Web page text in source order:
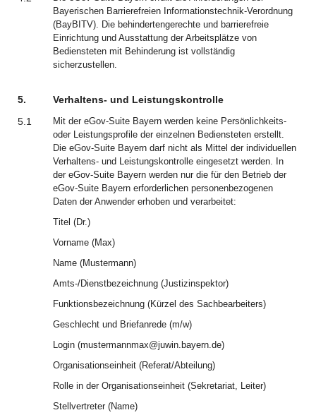
Bayerischen Barrierefreien Informationstechnik-Verordnung
(BayBITV). Die behindertengerechte und barrierefreie
Einrichtung und Ausstattung der Arbeitsplätze von
Bediensteten mit Behinderung ist vollständig
sicherzustellen.
5.
Verhaltens- und Leistungskontrolle
5.1
Mit der eGov-Suite Bayern werden keine Persönlichkeits-
oder Leistungsprofile der einzelnen Bediensteten erstellt.
Die eGov-Suite Bayern darf nicht als Mittel der individuellen
Verhaltens- und Leistungskontrolle eingesetzt werden. In
der eGov-Suite Bayern werden nur die für den Betrieb der
eGov-Suite Bayern erforderlichen personenbezogenen
Daten der Anwender erhoben und verarbeitet:
Titel (Dr.)
Vorname (Max)
Name (Mustermann)
Amts-/Dienstbezeichnung (Justizinspektor)
Funktionsbezeichnung (Kürzel des Sachbearbeiters)
Geschlecht und Briefanrede (m/w)
Login (mustermannmax@juwin.bayern.de)
Organisationseinheit (Referat/Abteilung)
Rolle in der Organisationseinheit (Sekretariat, Leiter)
Stellvertreter (Name)